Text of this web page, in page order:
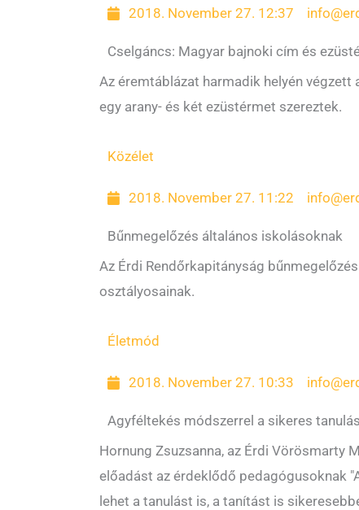
2018. November 27. 12:37
Cselgáncs: Magyar bajnoki cím és
Az éremtáblázat harmadik helyén végzett
egy arany- és két ezüstérmet szereztek.
Közélet
2018. November 27. 11:22
Bűnmegelőzés általános iskolásoknak
Az Érdi Rendőrkapitányság
osztályosainak.
Életmód
2018. November 27. 10:33
Agyféltekés módszerrel a sikeres
Hornung Zsuzsanna, az Érdi Vörösmarty
előadást az érdeklődő pedagógusoknak
lehet a tanulást is, a tanítást is